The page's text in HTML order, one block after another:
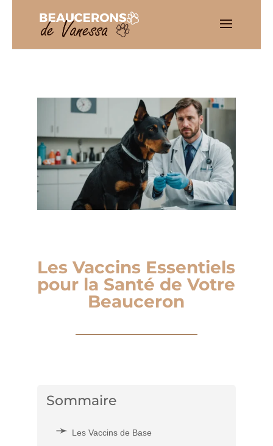
Les Vaccins Essentiels
pour la Santé de Votre
Beauceron
Sommaire
Les Vaccins de Base